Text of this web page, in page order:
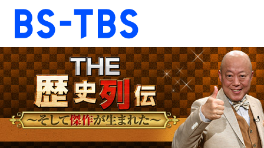
BS-TBS
BS-TBS
ドラマ 映画
報道 教養
音楽 エンタメ
ファンクラブ